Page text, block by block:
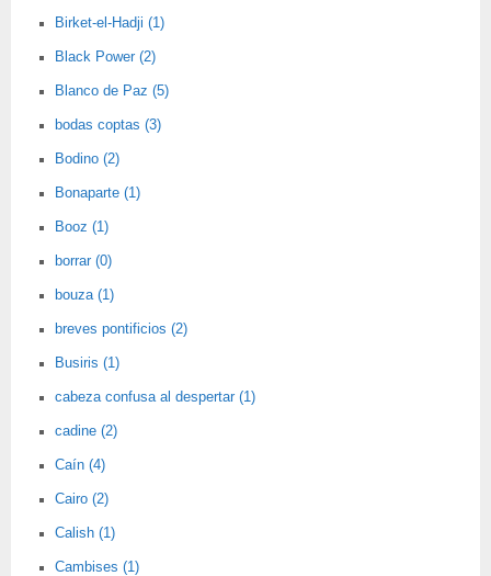
Birket-el-Hadji (1)
Black Power (2)
Blanco de Paz (5)
bodas coptas (3)
Bodino (2)
Bonaparte (1)
Booz (1)
borrar (0)
bouza (1)
breves pontificios (2)
Busiris (1)
cabeza confusa al despertar (1)
cadine (2)
Caín (4)
Cairo (2)
Calish (1)
Cambises (1)